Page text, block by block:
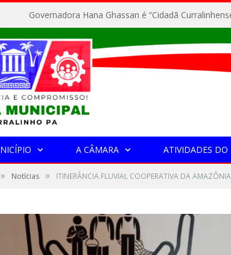
Governadora Hana Ghassan é “Cidadã
A CÂMARA ATIVIDADES DO
» Notícias » ITINERÂNCIA FLUVIAL COOPERATIVA DA AMAZÔNIA